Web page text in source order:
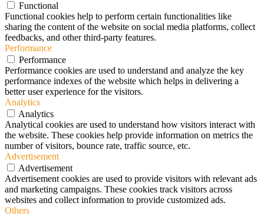
Functional
Functional cookies help to perform certain functionalities like
sharing the content of the website on social media platforms, collect
feedbacks, and other third-party features.
Performance
Performance
Performance cookies are used to understand and analyze the key
performance indexes of the website which helps in delivering a
better user experience for the visitors.
Analytics
Analytics
Analytical cookies are used to understand how visitors interact with
the website. These cookies help provide information on metrics the
number of visitors, bounce rate, traffic source, etc.
Advertisement
Advertisement
Advertisement cookies are used to provide visitors with relevant ads
and marketing campaigns. These cookies track visitors across
websites and collect information to provide customized ads.
Others